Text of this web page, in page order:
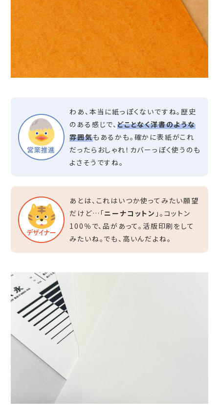
わあ、本当に紙っぽくないですね。歴史
のある感じで、どことなく洋書のような
雰囲気もあるかも。確かに表紙がこれ
だったらおしゃれ！カバーっぽく使うのも
よさそうですね。
あとは、これはいつか使ってみたい願望
だけど…「ニーナコットン 」。コットン
100％で、品があって。活版印刷をして
みたいね。でも、高いんだよね。